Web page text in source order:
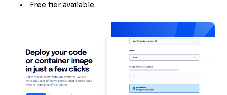
Free tier available